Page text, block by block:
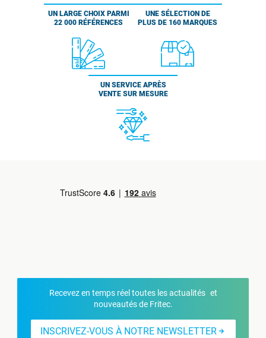
UN LARGE CHOIX PARMI
22 000 RÉFÉRENCES
UNE SÉLECTION DE
PLUS DE 160 MARQUES
UN SERVICE APRÈS
VENTE SUR MESURE
Recevez en temps réel toutes les actualités et
nouveautés de Fritec.
INSCRIVEZ-VOUS À NOTRE NEWSLETTER